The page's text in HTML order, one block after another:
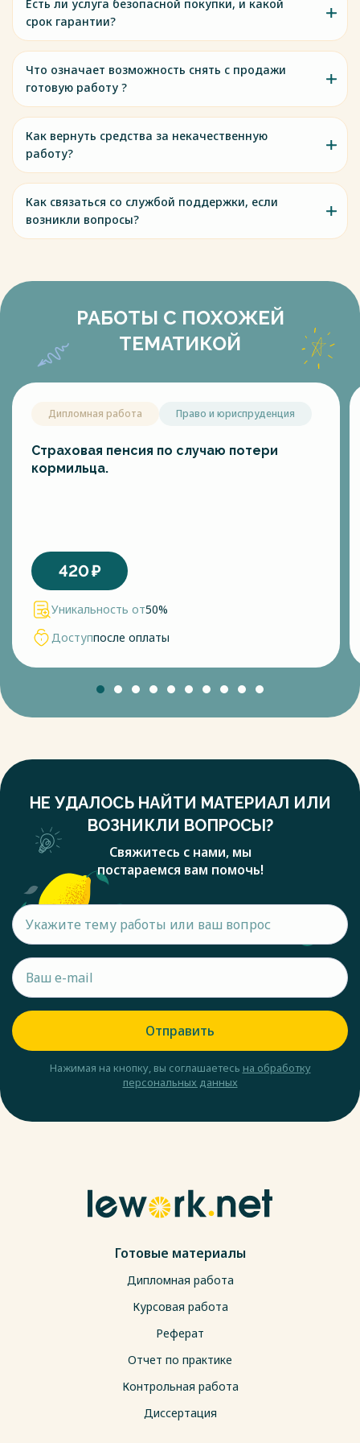
Есть ли услуга безопасной покупки, и какой
срок гарантии?
Что означает возможность снять с продажи
готовую работу ?
Как вернуть средства за некачественную
работу?
Как связаться со службой поддержки, если
возникли вопросы?
РАБОТЫ С ПОХОЖЕЙ
ТЕМАТИКОЙ
Дипломная работа Право и юриспруденция
Страховая пенсия по случаю потери
кормильца.
420₽
Уникальность от50%
Доступпосле оплаты
НЕ УДАЛОСЬ НАЙТИ МАТЕРИАЛ ИЛИ
ВОЗНИКЛИ ВОПРОСЫ?
Свяжитесь с нами, мы
постараемся вам помочь!
Отправить
Нажимая на кнопку, вы соглашаетесь на обработку
персональных данных
Готовые материалы
Дипломная работа
Курсовая работа
Реферат
Отчет по практике
Контрольная работа
Диссертация